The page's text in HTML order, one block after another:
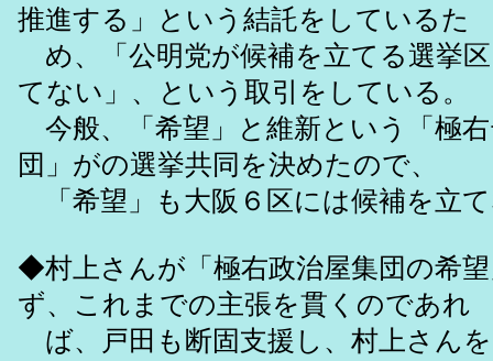
推進する」という結託をしているた
め、「公明党が候補を立てる選挙
てない」、という取引をしている。
今般、「希望」と維新という「極
団」がの選挙共同を決めたので、
「希望」も大阪６区には候補を立
◆村上さんが「極右政治屋集団の希
ず、これまでの主張を貫くのであれ
ば、戸田も断固支援し、村上さん